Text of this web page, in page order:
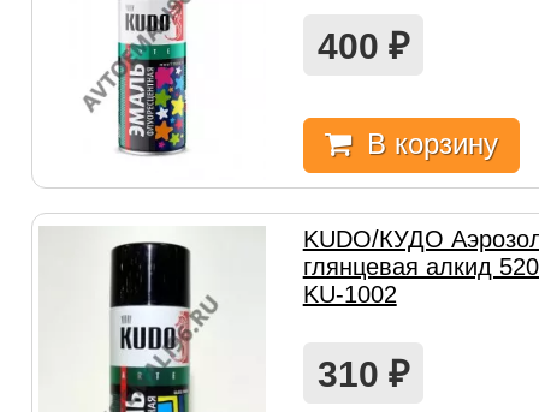
400 ₽
В корзину
KUDO/КУДО
глянцевая алкид
KU-1002
310 ₽